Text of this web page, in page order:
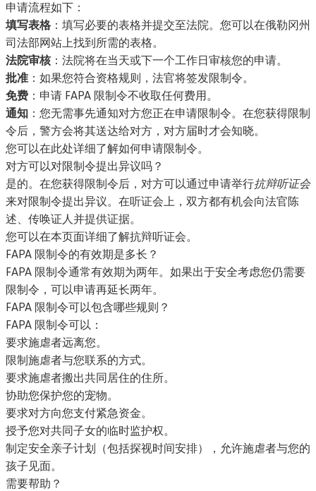
申请流程如下：
填写表格 ：填写必要的表格并提交至法院。您可以在俄勒冈州
司法部网站 上找到所需的表格。
法院审核：法院将在当天或下一个工作日审核您的申请。
批准 ：如果您符合资格规则，法官将签发限制令。
免费 ：申请 FAPA 限制令不收取任何费用。
通知 ：您无需事先通知对方您正在申请限制令。在您获得限制
令后，警方会将其送达给对方，对方届时才会知晓。
您可以在此处详细了解如何申请限制令。
对方可以对限制令提出异议吗？
是的。在您获得限制令后，对方可以通过申请举行抗辩听证会
来对限制令提出异议。在听证会上，双方都有机会向法官陈
述、传唤证人并提供证据。
您可以在本页面详细了解抗辩听证会。
FAPA 限制令的有效期是多长？
FAPA 限制令通常有效期为两年。如果出于安全考虑您仍需要
限制令，可以申请再延长两年。
FAPA 限制令可以包含哪些规则？
FAPA 限制令可以：
要求施虐者远离您。
限制施虐者与您联系的方式。
要求施虐者搬出共同居住的住所。
协助您保护您的宠物。
要求对方向您支付紧急资金。
授予您对共同子女的临时监护权。
制定安全亲子计划（包括探视时间安排），允许施虐者与您的
孩子见面。
需要帮助？